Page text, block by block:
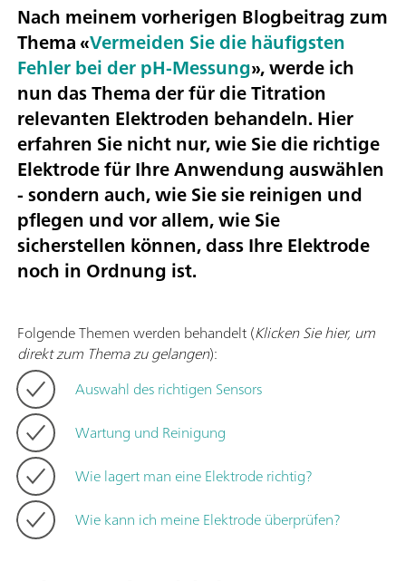
Nach meinem vorherigen Blogbeitrag zum
Thema «Vermeiden Sie die häufigsten
Fehler bei der pH-Messung», werde ich
nun das Thema der für die Titration
relevanten Elektroden behandeln. Hier
erfahren Sie nicht nur, wie Sie die richtige
Elektrode für Ihre Anwendung auswählen
- sondern auch, wie Sie sie reinigen und
pflegen und vor allem, wie Sie
sicherstellen können, dass Ihre Elektrode
noch in Ordnung ist.
Folgende Themen werden behandelt (Klicken Sie hier, um
direkt zum Thema zu gelangen):
Auswahl des richtigen Sensors
Wartung und Reinigung
Wie lagert man eine Elektrode richtig?
Wie kann ich meine Elektrode überprüfen?